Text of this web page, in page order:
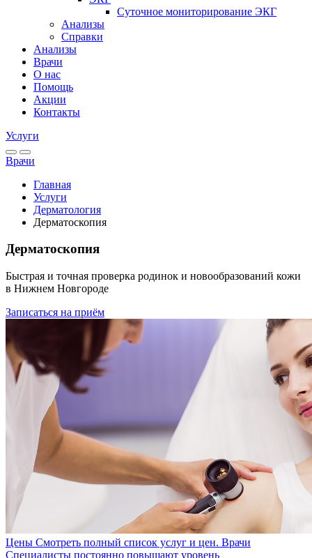
Суточное мониторирование ЭКГ
Анализы
Справки
Анализы
Врачи
О нас
Помощь
Акции
Контакты
Услуги
Врачи
Главная
Услуги
Дерматология
Дерматоскопия
Дерматоскопия
Быстрая и точная проверка родинок и новообразований кожи
в Нижнем Новгороде
Записаться на приём
Цены Смотреть полный список услуг и цен. Врачи
Специалисты постоянно повышают уровень